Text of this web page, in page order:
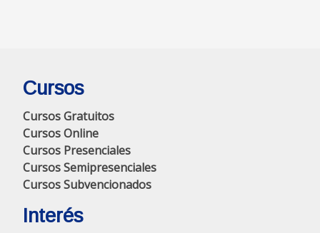
Cursos
Cursos Gratuitos
Cursos Online
Cursos Presenciales
Cursos Semipresenciales
Cursos Subvencionados
Interés